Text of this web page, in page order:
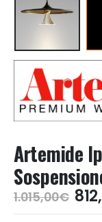
Artemide
1.015,00€ Il